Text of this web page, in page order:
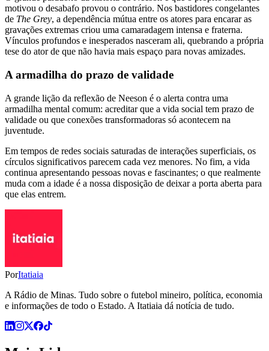
motivou o desabafo provou o contrário. Nos bastidores congelantes
de The Grey, a dependência mútua entre os atores para encarar as
gravações extremas criou uma camaradagem intensa e fraterna.
Vínculos profundos e inesperados nasceram ali, quebrando a própria
tese do ator de que não havia mais espaço para novas amizades.
A armadilha do prazo de validade
A grande lição da reflexão de Neeson é o alerta contra uma
armadilha mental comum: acreditar que a vida social tem prazo de
validade ou que conexões transformadoras só acontecem na
juventude.
Em tempos de redes sociais saturadas de interações superficiais, os
círculos significativos parecem cada vez menores. No fim, a vida
continua apresentando pessoas novas e fascinantes; o que realmente
muda com a idade é a nossa disposição de deixar a porta aberta para
que elas entrem.
PorItatiaia
A Rádio de Minas. Tudo sobre o futebol mineiro, política, economia
e informações de todo o Estado. A Itatiaia dá notícia de tudo.